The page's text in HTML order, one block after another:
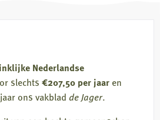
Nederlandse
slechts €207,50 per jaar en
ons vakblad de Jager.